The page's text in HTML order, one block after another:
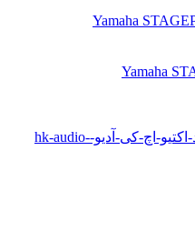
قیمت-خرید-اسپیکر-باند-اکتیو-اچ-کی-آدیو-hk-audio-